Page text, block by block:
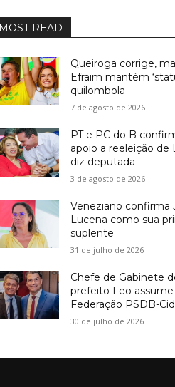
READ
Queiroga corrige,
Efraim mantém
quilombola
7 de agosto de 2026
PT e PC do B
apoio a reeleição de
diz deputada
3 de agosto de 2026
Veneziano confirma
Lucena como sua
suplente
31 de julho de 2026
Chefe de Gabinete
prefeito Leo assume
Federação PSDB-
30 de julho de 2026